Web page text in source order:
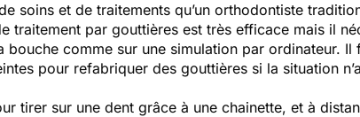
soins et de traitements qu’un orthodontiste
traitement par gouttières est très efficace mais il
comme sur une simulation par ordinateur. Il
pour refabriquer des gouttières si la situation
tirer sur une dent grâce à une chainette, et à